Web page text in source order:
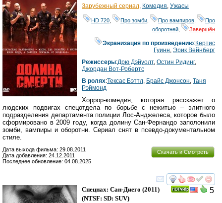
Зарубежный сериал, Комедия, Ужасы
HD 720 Про зомби Про вампиров
Про
оборотней
Завершён
Экранизация по произведению:Кертис
Гуинн,Эрик Вейнберг
Режиссеры:Дрю Дэйуолт, Остин Ридинг,
Джордан Вот-Робертс
В ролях:Тексас Бэттл, Брайс Джонсон, Таня
Рэймонд
Хоррор-комедия, которая расскажет о
людских подвигах спецотдела по борьбе с нежитью – элитного
подразделения департамента полиции Лос-Анджелеса, которое было
сформировано в 2009 году, когда долину Сан-Фернандо заполонили
зомби, вампиры и оборотни. Сериал снят в псевдо-документальном
стиле.
Скачать и Смотреть
Дата выхода фильма: 29.08.2011
Дата добавления: 24.12.2011
Последнее обновление: 04.08.2025
смотреть
5
Спецнах: Сан-Диего (2011)
(NTSF: SD: SUV)